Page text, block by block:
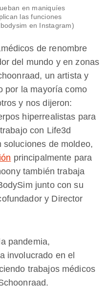
en maniquíes
las funciones
en Instagram)
de renombre
del mundo y en zonas
un artista y
por la mayoría como
y nos dijeron:
hiperrealistas para
con Life3d
soluciones de moldeo,
principalmente para
también trabaja
junto con su
y Director
pandemia,
involucrado en el
trabajos médicos